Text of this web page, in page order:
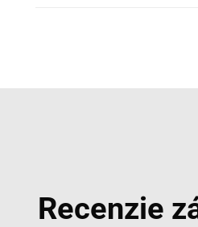
Recenzie